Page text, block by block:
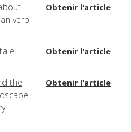
verb
Obtenir l'article
e
Obtenir l'article
the
Obtenir l'article